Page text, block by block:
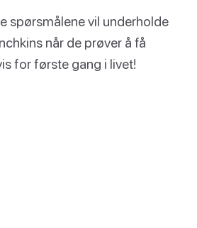
spørsmålene vil underholde
når de prøver å få
for første gang i livet!